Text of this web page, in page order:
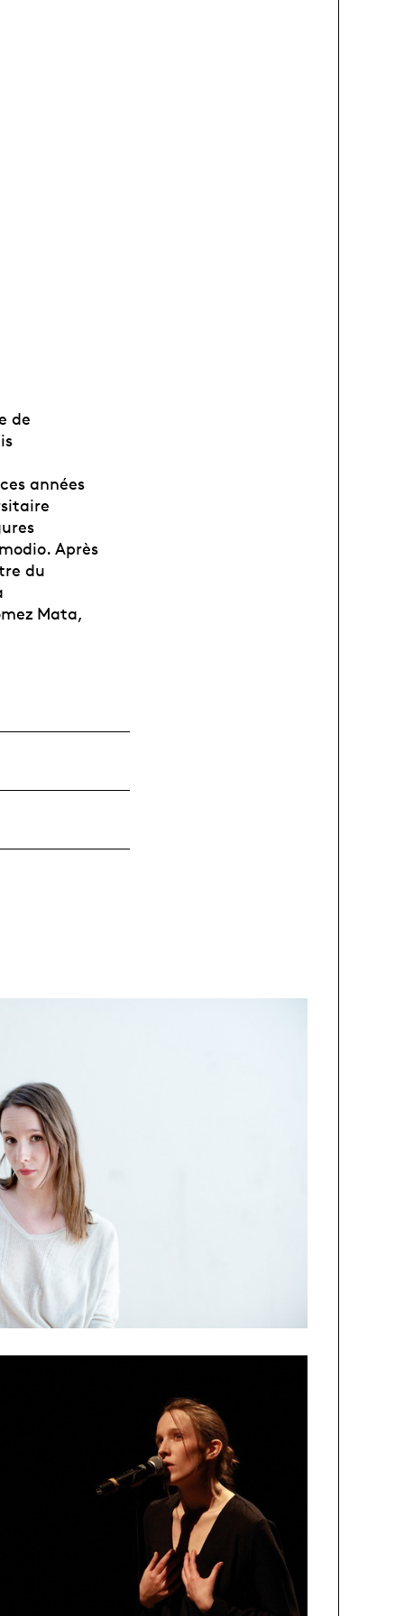
de
années
Après
du
Mata,